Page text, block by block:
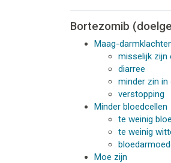
Bortezomib
Maag-
misselijk zijn
diarree
minder zin in
verstopping
Minder bloedcellen
te weinig
te weinig
Moe zijn